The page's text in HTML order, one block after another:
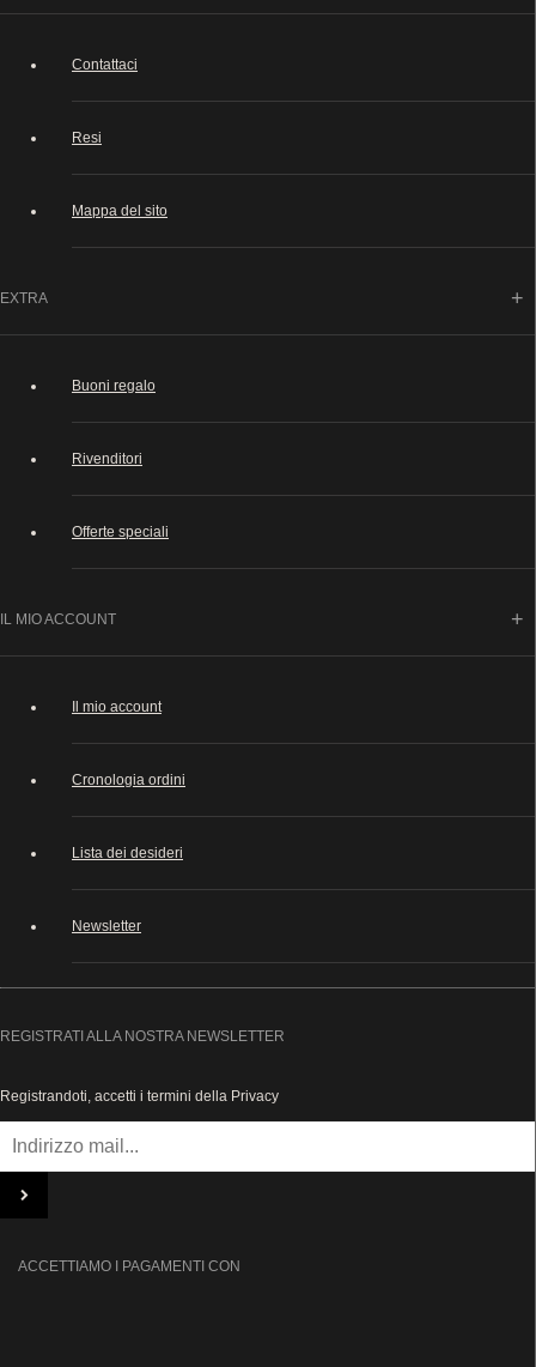
Contattaci
Resi
Mappa del sito
EXTRA
Buoni regalo
Rivenditori
Offerte speciali
IL MIO ACCOUNT
Il mio account
Cronologia ordini
Lista dei desideri
Newsletter
REGISTRATI ALLA NOSTRA NEWSLETTER
Registrandoti, accetti i termini della Privacy
ACCETTIAMO I PAGAMENTI CON